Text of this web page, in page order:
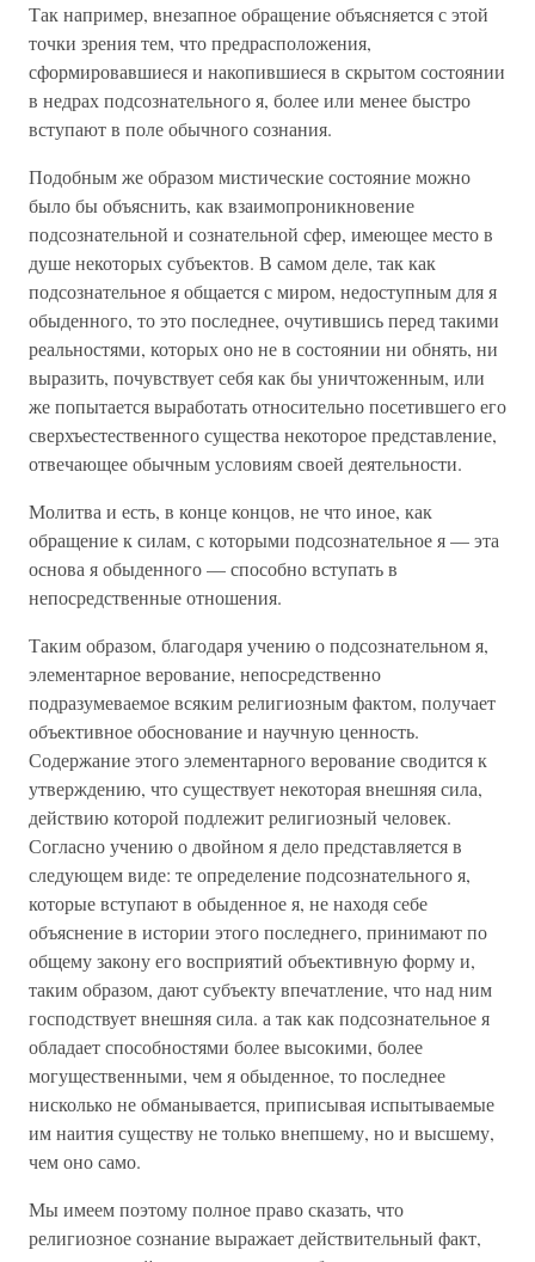
Так например, внезапное обращение объясняется с этой
точки зрения тем, что предрасположения,
сформировавшиеся и накопившиеся в скрытом состоянии
в недрах подсознательного я, более или менее быстро
вступают в поле обычного сознания.
Подобным же образом мистические состояние можно
было бы объяснить, как взаимопроникновение
подсознательной и сознательной сфер, имеющее место в
душе некоторых субъектов. В самом деле, так как
подсознательное я общается с миром, недоступным для я
обыденного, то это последнее, очутившись перед такими
реальностями, которых оно не в состоянии ни обнять, ни
выразить, почувствует себя как бы уничтоженным, или
же попытается выработать относительно посетившего его
сверхъестественного существа некоторое представление,
отвечающее обычным условиям своей деятельности.
Молитва и есть, в конце концов, не что иное, как
обращение к силам, с которыми подсознательное я — эта
основа я обыденного — способно вступать в
непосредственные отношения.
Таким образом, благодаря учению о подсознательном я,
элементарное верование, непосредственно
подразумеваемое всяким религиозным фактом, получает
объективное обоснование и научную ценность.
Содержание этого элементарного верование сводится к
утверждению, что существует некоторая внешняя сила,
действию которой подлежит религиозный человек.
Согласно учению о двойном я дело представляется в
следующем виде: те определение подсознательного я,
которые вступают в обыденное я, не находя себе
объяснение в истории этого последнего, принимают по
общему закону его восприятий объективную форму и,
таким образом, дают субъекту впечатление, что над ним
господствует внешняя сила. а так как подсознательное я
обладает способностями более высокими, более
могущественными, чем я обыденное, то последнее
нисколько не обманывается, приписывая испытываемые
им наития существу не только внепшему, но и высшему,
чем оно само.
Мы имеем поэтому полное право сказать, что
религиозное сознание выражает действительный факт,